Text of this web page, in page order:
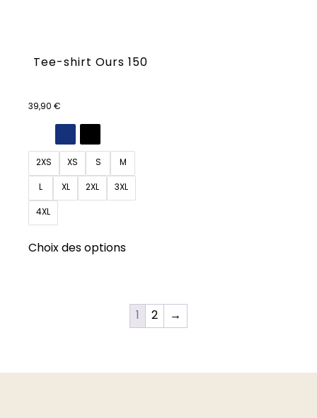
Tee-shirt Ours 150
39,90 €
2XS XS S
M
L
XL 2XL
3XL
4XL
Choix des optionsproduit
variations.
peuvent
1 2 →